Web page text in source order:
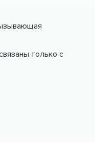
только с